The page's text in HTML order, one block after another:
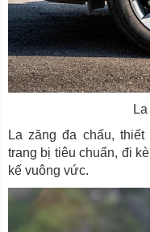
La zăng đa chấu,
trang bị tiêu chuẩn, đi
kế vuông vức.